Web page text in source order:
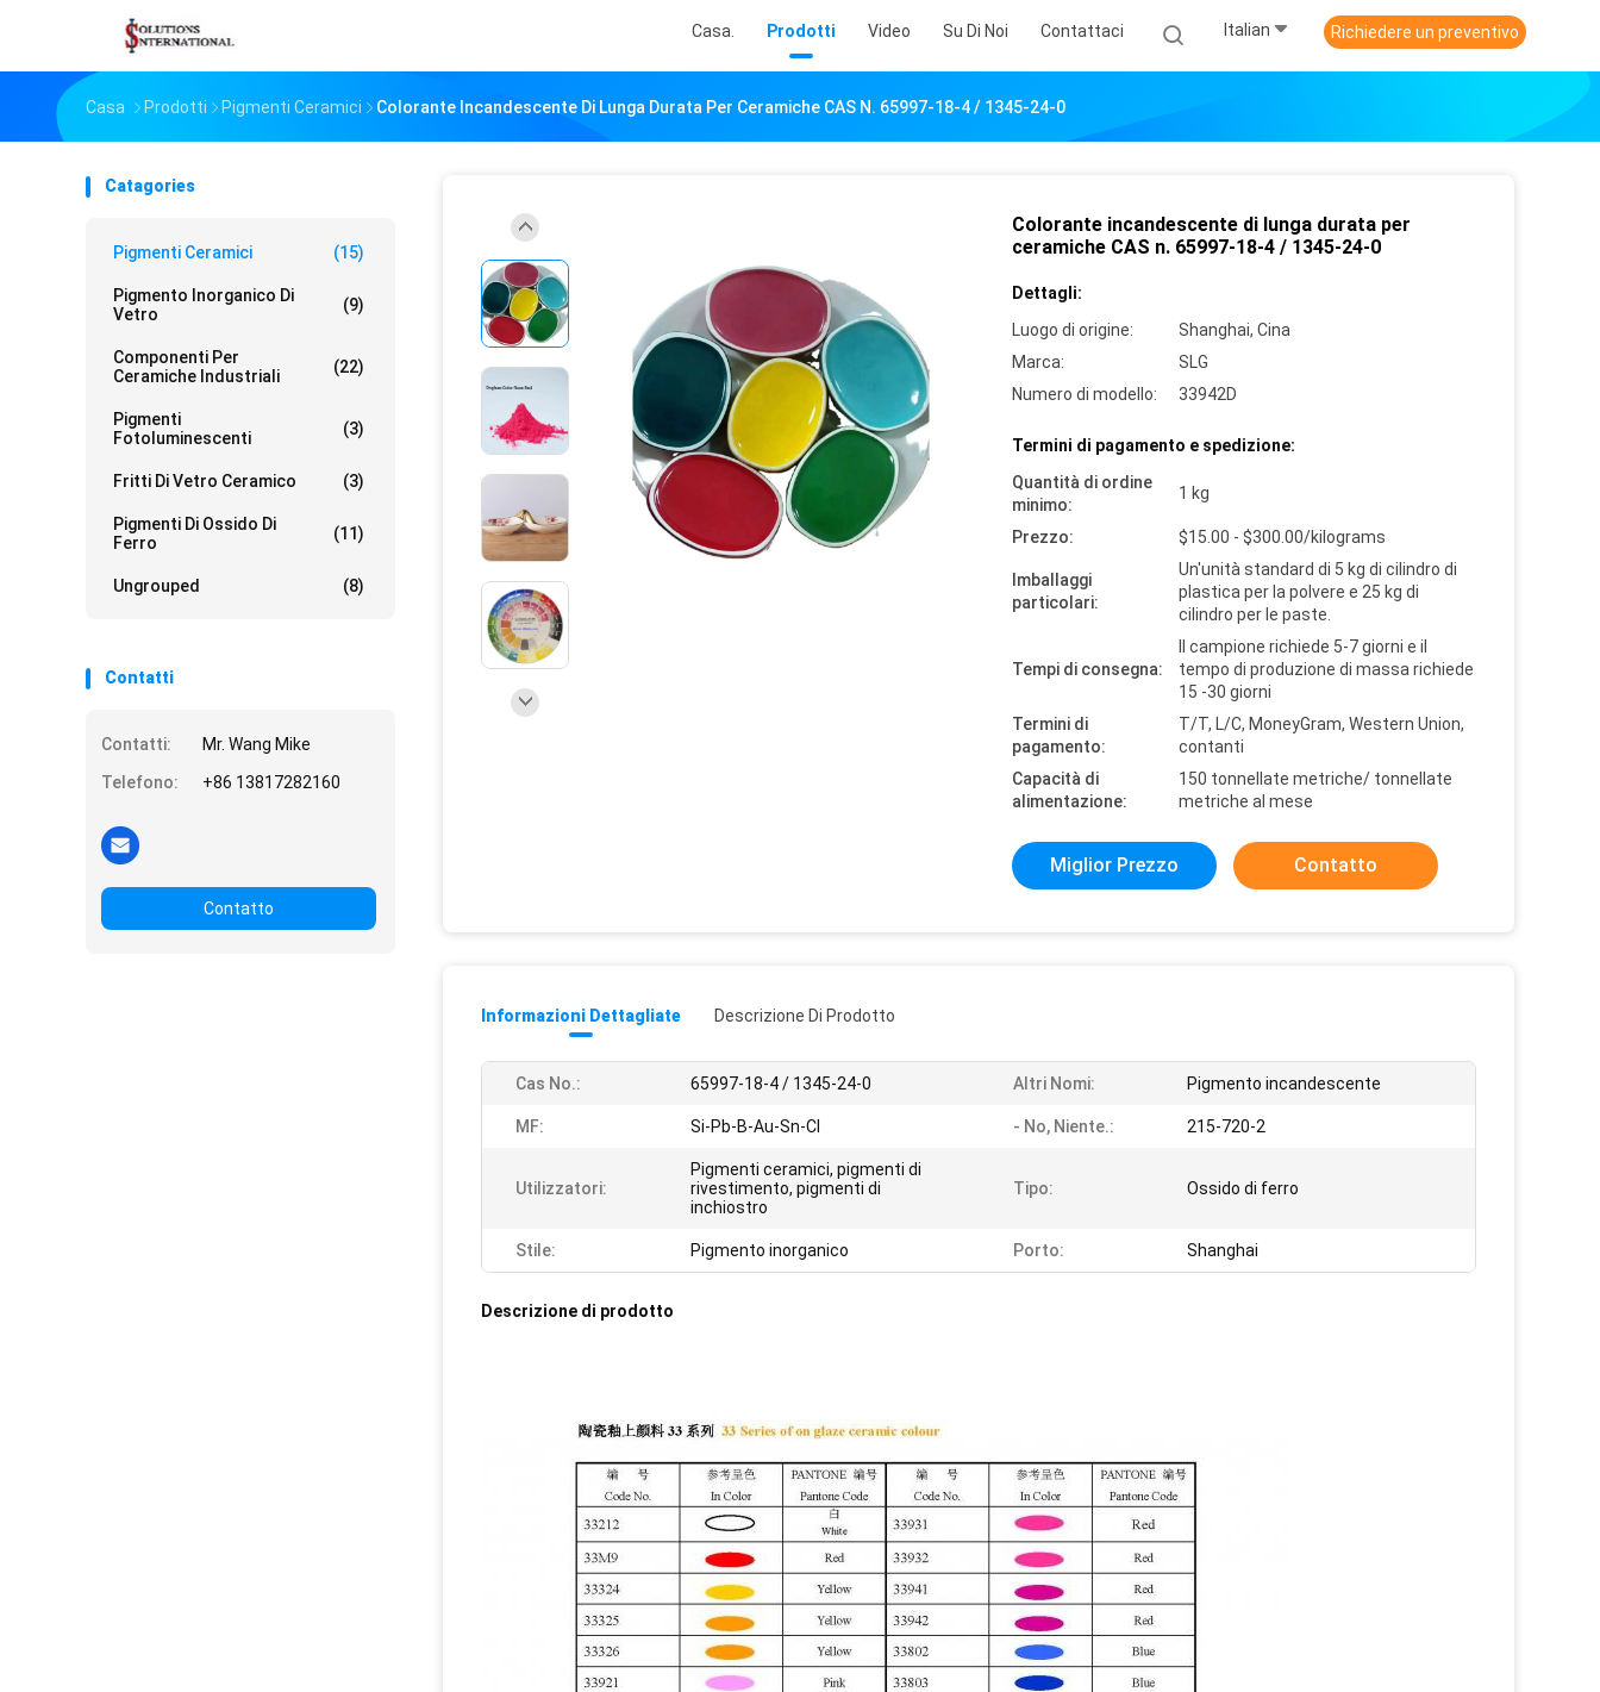
Casa. Prodotti Video Su Di Noi Contattaci Italian Richiedere un preventivo
Casa Prodotti Pigmenti Ceramici Colorante Incandescente Di Lunga Durata Per Ceramiche CAS N. 65997-18-4 / 1345-24-0
Catagories
Pigmenti Ceramici (15)
Pigmento Inorganico Di
Vetro
(9)
Componenti Per
Ceramiche Industriali
(22)
Pigmenti
Fotoluminescenti
(3)
Fritti Di Vetro Ceramico (3)
Pigmenti Di Ossido Di
Ferro
(11)
Ungrouped (8)
Contatti
Contatti:
Mr. Wang Mike
Telefono:
+86 13817282160
Contatto
Colorante incandescente di lunga durata per
ceramiche CAS n. 65997-18-4 / 1345-24-0
Dettagli:
Luogo di origine:
Shanghai, Cina
Marca:
SLG
Numero di modello:
33942D
Termini di pagamento e spedizione:
Quantità di ordine
minimo:
1 kg
Prezzo: $15.00 - $300.00/kilograms
Imballaggi
particolari:
Un'unità standard di 5 kg di cilindro di
plastica per la polvere e 25 kg di
cilindro per le paste.
Tempi di consegna:
Il campione richiede 5-7 giorni e il
tempo di produzione di massa richiede
15 -30 giorni
Termini di
pagamento:
T/T, L/C, MoneyGram, Western Union,
contanti
Capacità di
alimentazione:
150 tonnellate metriche/ tonnellate
metriche al mese
Miglior Prezzo Contatto
Informazioni Dettagliate Descrizione Di Prodotto
Cas No.: 65997-18-4 / 1345-24-0 Altri Nomi: Pigmento incandescente
MF: Si-Pb-B-Au-Sn-Cl - No, Niente.: 215-720-2
Utilizzatori:
Pigmenti ceramici, pigmenti di
rivestimento, pigmenti di
inchiostro
Tipo: Ossido di ferro
Stile: Pigmento inorganico Porto: Shanghai
Descrizione di prodotto